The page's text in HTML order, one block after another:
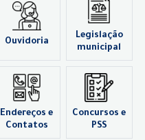
Ouvidoria
Legislação
municipal
Endereços e
Contatos
Concursos e
PSS